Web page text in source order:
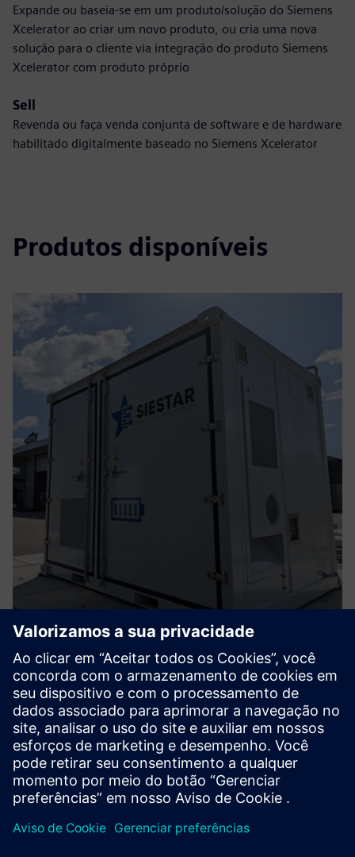
Expande ou baseia-se em um produto/solução do Siemens
Xcelerator ao criar um novo produto, ou cria uma nova
solução para o cliente via integração do produto Siemens
Xcelerator com produto próprio
Sell
Revenda ou faça venda conjunta de software e de hardware
habilitado digitalmente baseado no Siemens Xcelerator
Produtos disponíveis
Battery Energy Storage Solution -
Integrated EMS
Take advantage of your energy when you need it and stay
in control with our smart battery storage. Innovative,
scalable for now and future-oriented.
Saiba mais